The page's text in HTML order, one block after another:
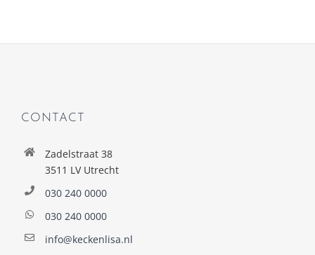
CONTACT
Zadelstraat 38
3511 LV Utrecht
030 240 0000
030 240 0000
info@keckenlisa.nl